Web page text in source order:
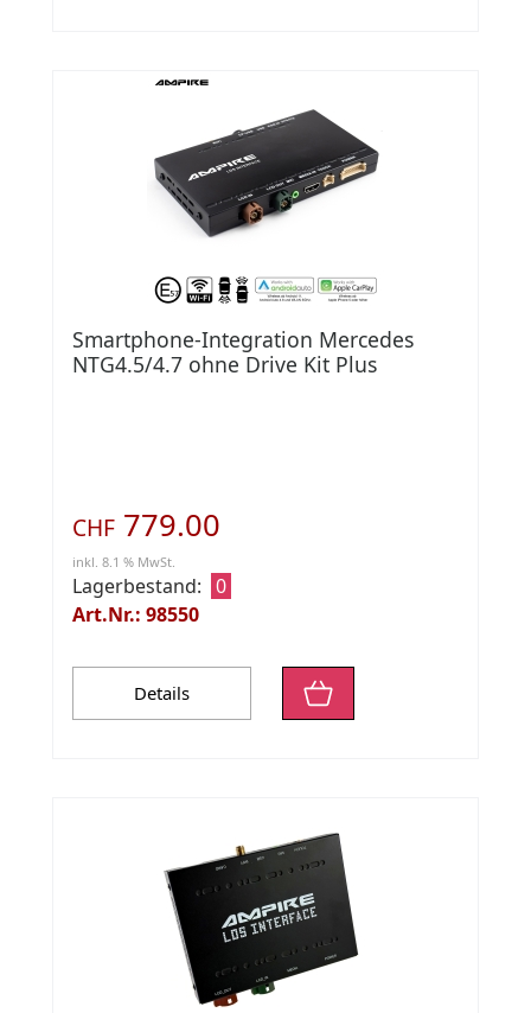
Smartphone-Integration Mercedes
NTG4.5/4.7 ohne Drive Kit Plus
CHF 779.00
inkl. 8.1 % MwSt.
Lagerbestand: 0
Art.Nr.: 98550
Details